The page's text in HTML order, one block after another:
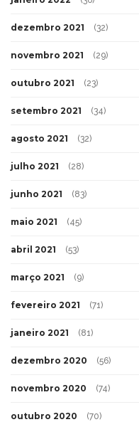
dezembro 2021 (32)
novembro 2021 (29)
outubro 2021 (23)
setembro 2021 (34)
agosto 2021 (32)
julho 2021 (28)
junho 2021 (83)
maio 2021 (45)
abril 2021 (53)
março 2021 (9)
fevereiro 2021 (71)
janeiro 2021 (81)
dezembro 2020 (56)
novembro 2020 (74)
outubro 2020 (70)